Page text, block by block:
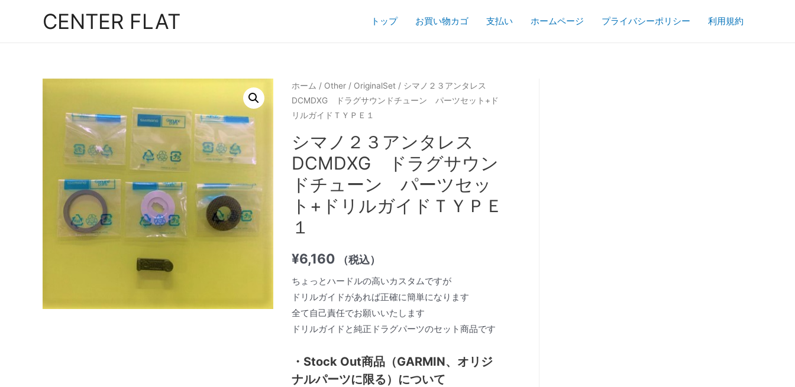
CENTER FLAT トップ お買い物カゴ 支払い ホームページ プライバシーポリシー 利用規約
ホーム / Other/ OriginalSet / シマノ２３アンタレス
DCMDXG ドラグサウンドチューン パーツセット+ド
リルガイドＴＹＰＥ１
シマノ２３アンタレス
DCMDXG ドラグサウン
ドチューン パーツセッ
ト+ドリルガイドＴＹＰＥ
１
¥6,160 （税込）
ちょっとハードルの高いカスタムですが
ドリルガイドがあれば正確に簡単になります
全て自己責任でお願いいたします
ドリルガイドと純正ドラグパーツのセット商品です
・Stock Out商品（GARMIN、オリジ
ナルパーツに限る）について